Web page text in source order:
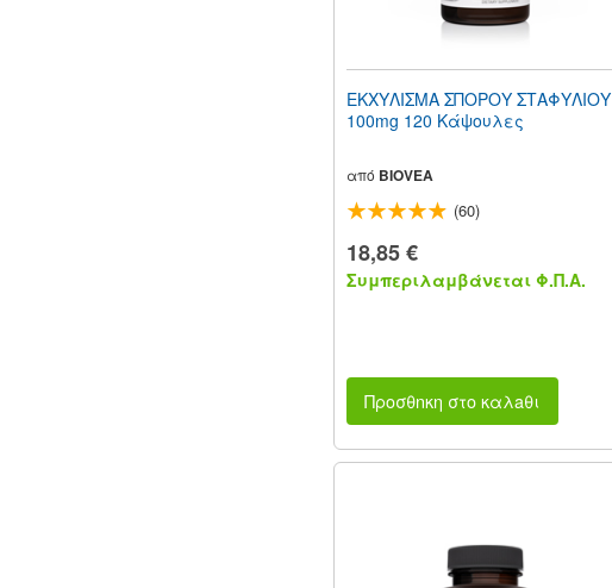
ΕΚΧΥΛΙΣΜΑ ΣΠΟΡΟΥ ΣΤΑΦΥΛΙΟΥ
100mg 120 Κάψουλες
από BIOVEA
(60)
18,85 €
Συμπεριλαμβάνεται Φ.Π.Α.
Προσθnκη στο καλaθι